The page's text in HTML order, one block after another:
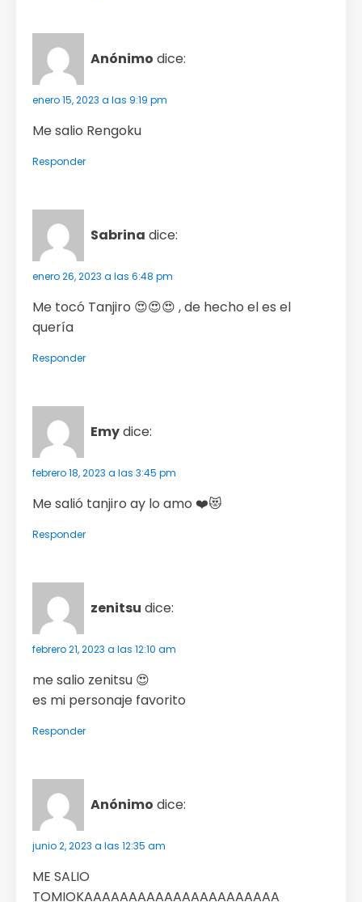
Anónimo dice:
enero 15, 2023 a las 9:19 pm
Me salio Rengoku
Responder
Sabrina dice:
enero 26, 2023 a las 6:48 pm
Me tocó Tanjiro 😍😍😍 , de hecho el es el
quería
Responder
Emydice:
febrero 18, 2023 a las 3:45 pm
Me salió tanjiro ay lo amo ❤️😻
Responder
zenitsu dice:
febrero 21, 2023 a las 12:10 am
me salio zenitsu 😍
es mi personaje favorito
Responder
Anónimo dice:
junio 2, 2023 a las 12:35 am
ME SALIO
TOMIOKAAAAAAAAAAAAAAAAAAAAAA